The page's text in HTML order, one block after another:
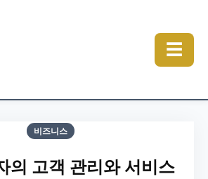
☰
비즈니스
의 고객 관리와 서비스